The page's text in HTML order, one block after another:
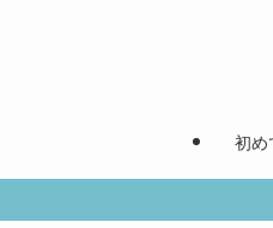
初め